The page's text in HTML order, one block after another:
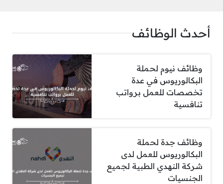
أحدث الوظائف
وظائف نيوم لحملة
البكالوريوس في عدة
تخصصات للعمل برواتب
تنافسية
وظائف جدة لحملة
البكالوريوس للعمل لدى
شركة النهدي الطبية لجميع
الجنسيات